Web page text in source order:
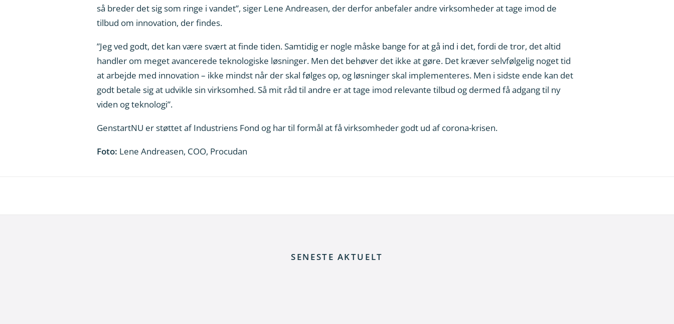
så breder det sig som ringe i vandet”, siger Lene Andreasen, der derfor anbefaler andre virksomheder at tage imod de
tilbud om innovation, der findes.
”Jeg ved godt, det kan være svært at finde tiden. Samtidig er nogle måske bange for at gå ind i det, fordi de tror, det altid
handler om meget avancerede teknologiske løsninger. Men det behøver det ikke at gøre. Det kræver selvfølgelig noget tid
at arbejde med innovation – ikke mindst når der skal følges op, og løsninger skal implementeres. Men i sidste ende kan det
godt betale sig at udvikle sin virksomhed. Så mit råd til andre er at tage imod relevante tilbud og dermed få adgang til ny
viden og teknologi”.
GenstartNU er støttet af Industriens Fond og har til formål at få virksomheder godt ud af corona-krisen.
Foto: Lene Andreasen, COO, Procudan
SENESTE AKTUELT